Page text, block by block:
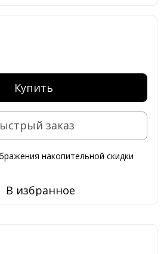
Купить
заказ
накопительной скидки
В избранное